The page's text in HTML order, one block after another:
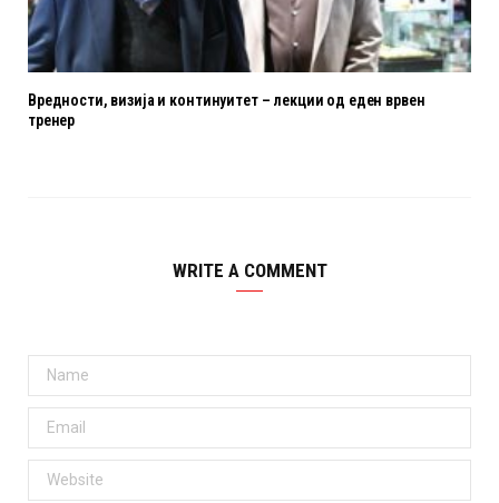
Вредности, визија и континуитет – лекции од еден врвен
тренер
WRITE A COMMENT